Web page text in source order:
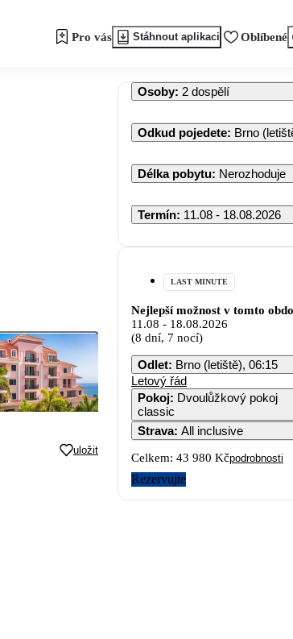
Pro vás Stáhnout aplikaci Oblíbené
uložit
Osoby: 2 dospělí
Odkud pojedete: Brno
Délka pobytu: Nerozhoduje
Termín: 11.08 - 18.08.2026
LAST MINUTE
Nejlepší možnost v tomto
11.08 - 18.08.2026
(8 dní, 7 nocí)
Odlet: Brno (letiště), 06:15
Letový řád
Pokoj: Dvoulůžkový pokoj
classic
Strava: All inclusive
Celkem: 43 980 Kčpodrobnosti
Rezervujte